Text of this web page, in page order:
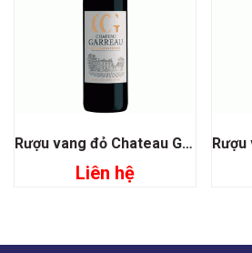
Rượu vang đỏ Chateau Garreau Bordeaux Superieur
Liên hệ